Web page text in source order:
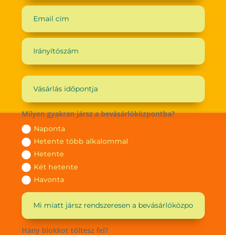
Milyen gyakran jársz a bevásárlóközpontba?
Naponta
Hetente több alkalommal
Hetente
Két hetente
Havonta
Hány blokkot töltesz fel?